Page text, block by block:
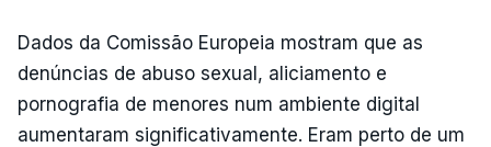
Dados da Comissão Europeia mostram que as
denúncias de abuso sexual, aliciamento e
pornografia de menores num ambiente digital
aumentaram significativamente. Eram perto de um